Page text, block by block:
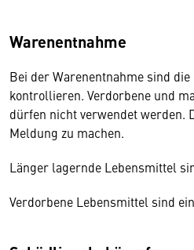
Warenentnahme
Bei der Warenentnahme sind
kontrollieren. Verdorbene und
dürfen nicht verwendet werden.
Meldung zu machen.
Länger lagernde Lebensmittel
Verdorbene Lebensmittel sind